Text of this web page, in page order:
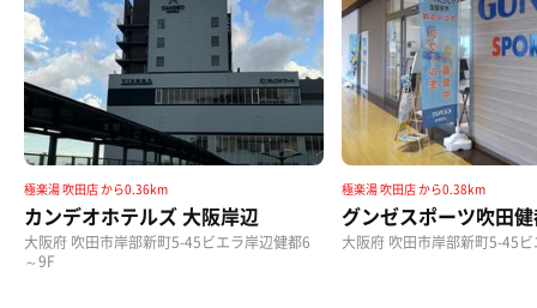
極楽湯 吹田店 から0.36km
カンデオホテルズ 大阪岸辺
大阪府 吹田市岸部新町5-45ビエラ岸辺健都6
～9F
極楽湯 吹田店 から0.38km
グンゼスポーツ吹田
大阪府 吹田市岸部新町5-45